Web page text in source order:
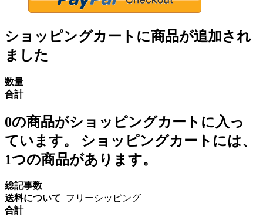
ショッピングカートに商品が追加され
ました
数量
合計
0の商品がショッピングカートに入っ
ています。 ショッピングカートには、
1つの商品があります。
総記事数
送料について フリーシッピング
合計